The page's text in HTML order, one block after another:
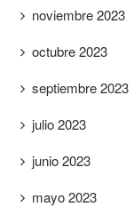
noviembre 2023
octubre 2023
septiembre 2023
julio 2023
junio 2023
mayo 2023